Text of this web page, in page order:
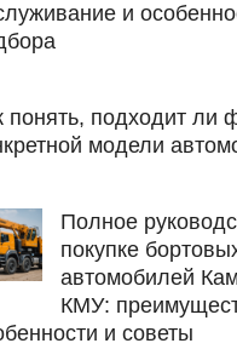
и
понять, подходит ли
модели
Полное
покупке
автомобилей
КМУ:
и советы